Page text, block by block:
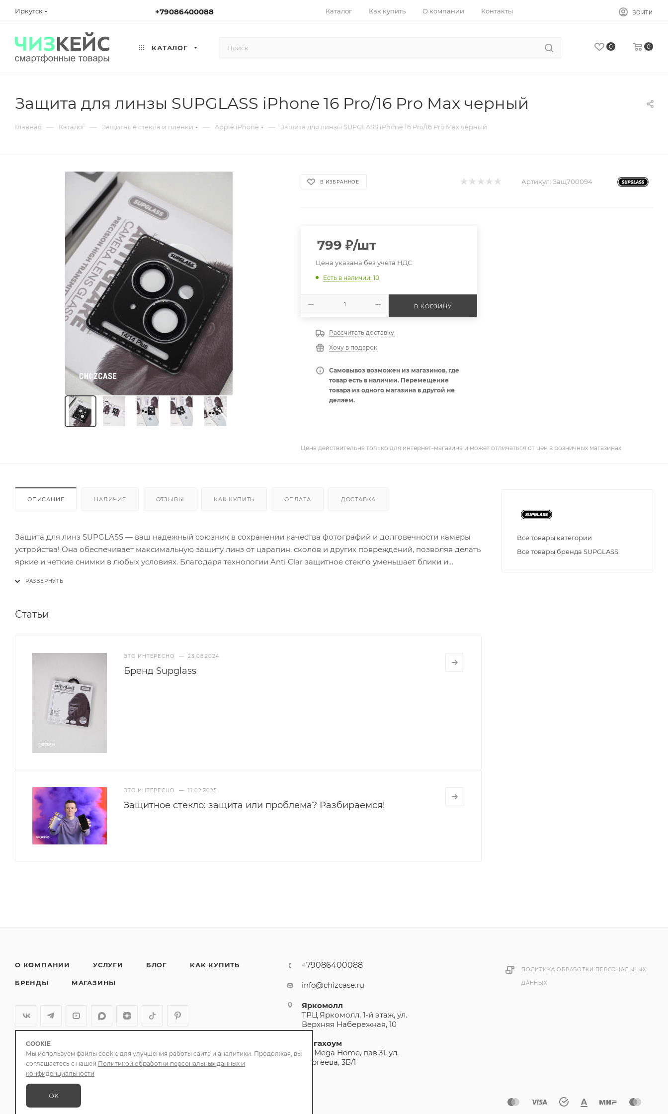
Иркутск +79086400088 Каталог Как купить О компании Контакты ВОЙТИ
КАТАЛОГ 0 0
Защита для линзы SUPGLASS iPhone 16 Pro/16 Pro Max черный
Главная — Каталог — Защитные стекла и пленки — Apple iPhone — Защита для линзы SUPGLASS iPhone 16 Pro/16 Pro Max черный
В ИЗБРАННОЕ Артикул: Защ700094
799 ₽/шт
Цена указана без учета НДС
Есть в наличии: 10
В КОРЗИНУ
Рассчитать доставку
Хочу в подарок
Самовывоз возможен из магазинов, где
товар есть в наличии. Перемещение
товара из одного магазина в другой не
делаем.
Цена действительна только для интернет-магазина и может отличаться от цен в розничных магазинах
ОПИСАНИЕ НАЛИЧИЕ ОТЗЫВЫ КАК КУПИТЬ ОПЛАТА ДОСТАВКА
Защита для линз SUPGLASS — ваш надежный союзник в сохранении качества фотографий и долговечности камеры
устройства! Она обеспечивает максимальную защиту линз от царапин, сколов и других повреждений, позволяя делать
яркие и четкие снимки в любых условиях. Благодаря технологии Anti Clar защитное стекло уменьшает блики и
Совместимость с различными моделями смартфонов, включая iPhone и Samsung, делает SUPGLASS универсальным
Статьи
ЭТО ИНТЕРЕСНО — 23.08.2024
Бренд Supglass
ЭТО ИНТЕРЕСНО — 11.02.2025
Защитное стекло: защита или проблема? Разбираемся!
Все товары категории
Все товары бренда SUPGLASS
О КОМПАНИИ УСЛУГИ БЛОГ КАК КУПИТЬ
БРЕНДЫ МАГАЗИНЫ
+79086400088
info@chizcase.ru
Яркомолл
ТРЦ Яркомолл, 1-й этаж, ул.
Верхняя Набережная, 10
Мегахоум
ТЦ Mega Home, пав.31, ул.
Сергеева, 3Б/1
ПОЛИТИКА ОБРАБОТКИ ПЕРСОНАЛЬНЫХ
ДАННЫХ
COOKIE
Мы используем файлы cookie для улучшения работы сайта и аналитики. Продолжая, вы
соглашаетесь с нашей Политикой обработки персональных данных и
конфиденциальности
OK